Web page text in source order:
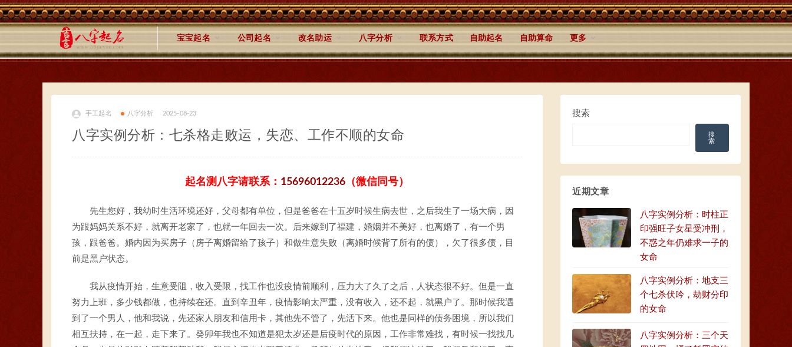
宝宝起名 公司起名 改名助运 八字分析 联系方式 自助起名 自助算命 更多
手工起名 八字分析 2025-08-23
八字实例分析：七杀格走败运，失恋、工作不顺的女命
起名测八字请联系： 15696012236 （微信同号）
先生您好，我幼时生活环境还好，父母都有单位，但是爸爸在十五岁时候生病去世，之后我生了一场大病，因
为跟妈妈关系不好，就离开老家了，也就一年回去一次。后来嫁到了福建，婚姻并不美好，也离婚了，有一个男
孩，跟爸爸。婚内因为买房子（房子离婚留给了孩子）和做生意失败（离婚时候背了所有的债），欠了很多债，目
前是黑户状态。
我从疫情开始，生意受阻，收入受限，找工作也没疫情前顺利，压力大了久了之后，人状态很不好。但是一直
努力上班，多少钱都做，也持续在还。直到辛丑年，疫情影响太严重，没有收入，还不起，就黑户了。那时候我遇
到了一个男人，他和我说，先还家人朋友和信用卡，其他先不管了，先活下来。他也是同样的债务困境，所以我们
相互扶持，在一起，走下来了。癸卯年我也不知道是犯太岁还是后疫时代的原因，工作非常难找，有时候一找找几
搜索
搜
索
近期文章
八字实例分析：时柱正
印强旺子女星受冲刑，
不惑之年仍难求一子的
女命
八字实例分析：地支三
个七杀伏吟，劫财分印
的女命
八字实例分析：三个天